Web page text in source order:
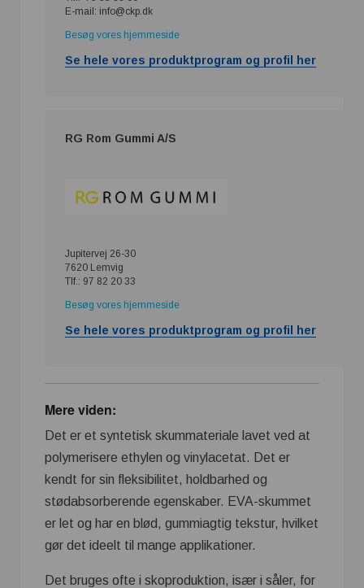
E-mail: info@ckp.dk
Besøg vores hjemmeside
Se hele vores produktprogram og profil her
RG Rom Gummi A/S
Jupitervej 26-30
7620 Lemvig
Tlf.: 97 82 20 33
Besøg vores hjemmeside
Se hele vores produktprogram og profil her
Mere viden:
Det er et syntetisk skummateriale lavet ved at
polymerisere ethylen og vinylacetat. Det er
kendt for sin fleksibilitet, holdbarhed og
stødabsorberende egenskaber. EVA-skummet
er let og har en blød, gummiagtig tekstur, hvilket
gør det ideelt til mange applikationer.
Det bruges ofte i skoproduktion, især i såler, for